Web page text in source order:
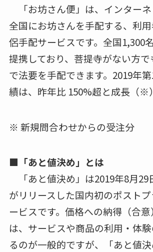
「お坊さん便」は、インター
全国にお坊さんを手配する、利
侶手配サービスです。全国1,300
提携しており、菩提寺がない方
で法要を手配できます。2019年
績は、昨年比 150%超と成長（※
※ 新規問合わせからの受注分
■「あと値決め」とは
「あと値決め」は2019年8月29
がリリースした国内初のポスト
ービスです。価格への納得（合
は、サービスや商品の利用・体
るのが一般的ですが、「あと値